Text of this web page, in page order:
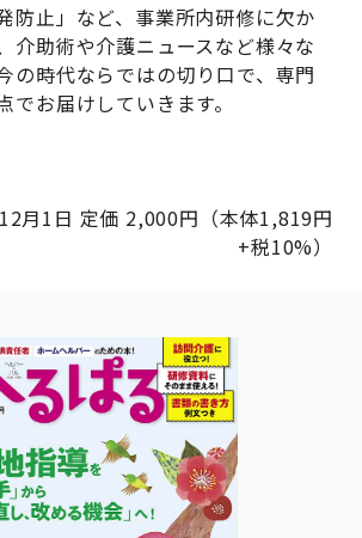
防止」など、事業所内研修に欠か
介助術や介護ニュースなど様々な
の時代ならではの切り口で、専門
でお届けしていきます。
12月1 日 定価 2,000円（本体1,819円
+税10%）